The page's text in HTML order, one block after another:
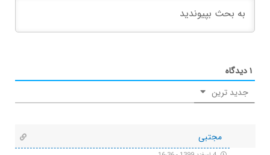
۱دیدگاه
جدید ترین
مجتبی